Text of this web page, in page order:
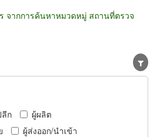
จากการค้นหาหมวดหมู่ สถานที่ตรวจ
ก
ผู้ผลิต
ผู้ส่งออก/นำเข้า